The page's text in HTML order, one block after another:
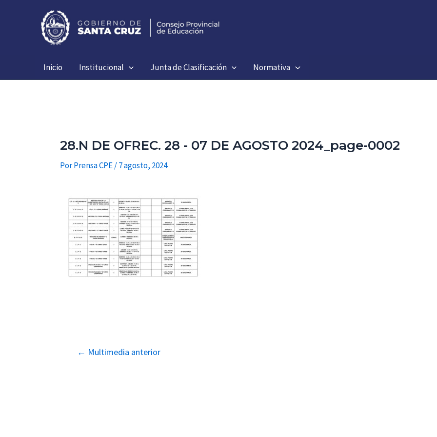
Inicio Institucional Junta de Clasificación Normativa
28.N DE OFREC. 28 - 07 DE AGOSTO 2024_page-0002
PorPrensa CPE/7 agosto, 2024
Navegación
← Multimedia anterior